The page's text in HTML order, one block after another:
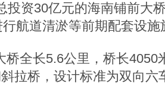
投资30亿元的海南铺前大
航道清淤等前期配套设施
桥全长5.6公里，桥长4050
拉桥，设计标准为双向六